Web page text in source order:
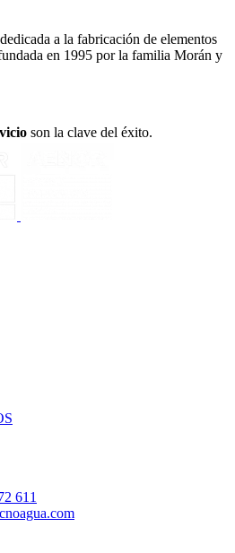
a la fabricación de elementos
en 1995 por la familia Morán y
son la clave del éxito.
611